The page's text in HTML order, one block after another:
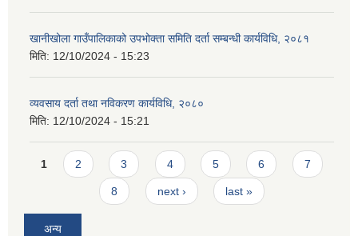
खानीखोला गाउँपालिकाको उपभोक्ता समिति दर्ता सम्बन्धी कार्यविधि, २०८१
मिति: 12/10/2024 - 15:23
व्यवसाय दर्ता तथा नविकरण कार्यविधि, २०८०
मिति: 12/10/2024 - 15:21
Pages
1 2 3 4 5 6 7
8 next › last »
अन्य